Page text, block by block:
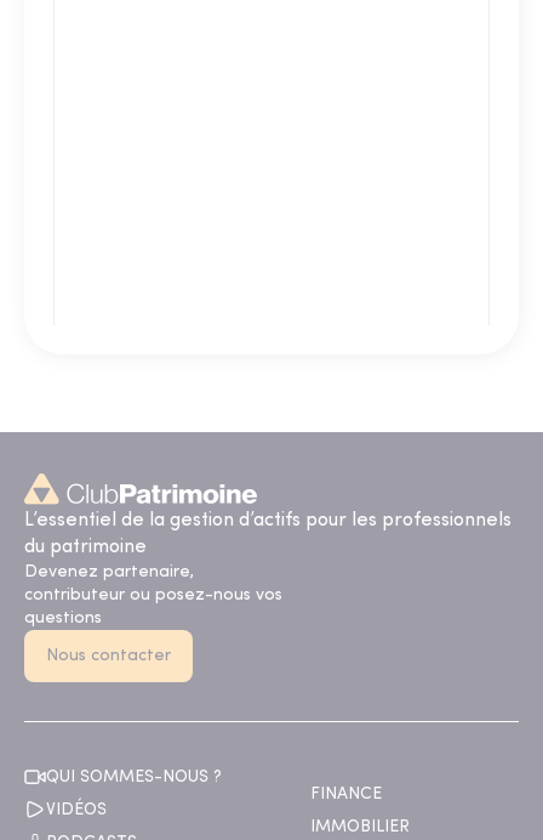
L’essentiel de la gestion d’actifs pour les professionnels
du patrimoine
Devenez partenaire,
contributeur ou posez-nous vos
questions
Nous contacter
QUI SOMMES-NOUS ?
VIDÉOS
FINANCE
IMMOBILIER